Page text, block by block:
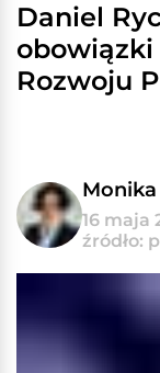
Daniel
obowiązki
Rozwoju
16 maja
źródło: